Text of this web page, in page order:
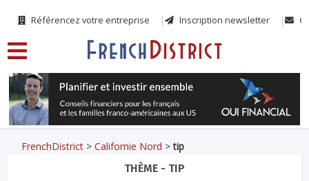
Référencez votre entreprise Inscription newsletter
FrenchDistrict >Californie Nord >tip
THÈME - TIP